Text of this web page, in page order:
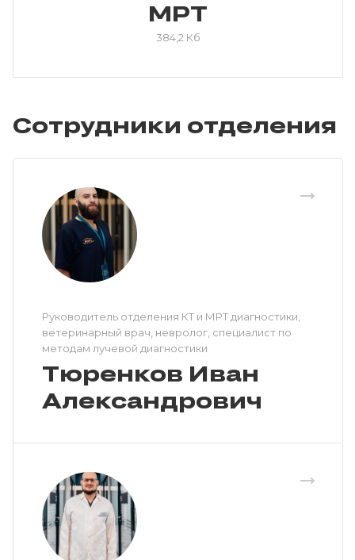
МРТ
384,2 Кб
Сотрудники отделения
Руководитель отделения КТ и МРТ диагностики,
ветеринарный врач, невролог, специалист по
методам лучевой диагностики
Тюренков Иван
Александрович